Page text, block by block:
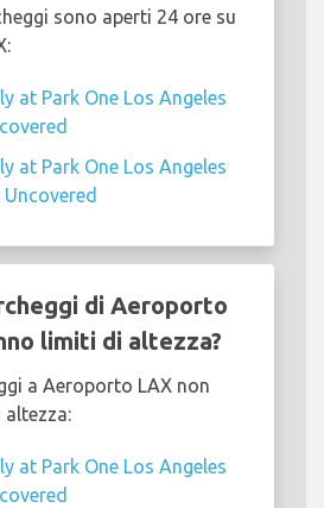
sono aperti 24 ore su
at Park One Los Angeles
at Park One Los Angeles
Uncovered
di Aeroporto
limiti di altezza?
a Aeroporto LAX non
at Park One Los Angeles